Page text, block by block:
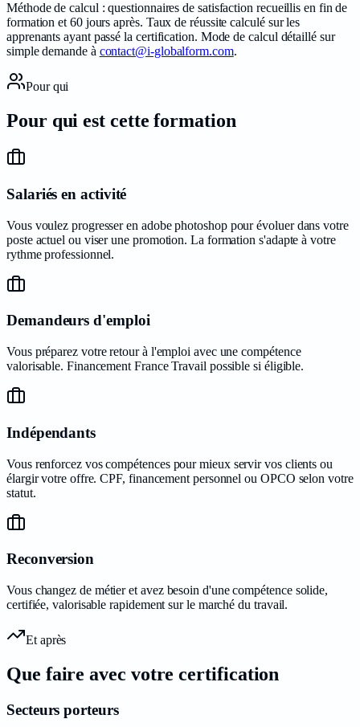
Méthode de calcul : questionnaires de satisfaction recueillis en fin de
formation et 60 jours après. Taux de réussite calculé sur les
apprenants ayant passé la certification. Mode de calcul détaillé sur
simple demande à contact@i-globalform.com.
Pour qui
Pour qui est cette formation
Salariés en activité
Vous voulez progresser en adobe photoshop pour évoluer dans votre
poste actuel ou viser une promotion. La formation s'adapte à votre
rythme professionnel.
Demandeurs d'emploi
Vous préparez votre retour à l'emploi avec une compétence
valorisable. Financement France Travail possible si éligible.
Indépendants
Vous renforcez vos compétences pour mieux servir vos clients ou
élargir votre offre. CPF, financement personnel ou OPCO selon votre
statut.
Reconversion
Vous changez de métier et avez besoin d'une compétence solide,
certifiée, valorisable rapidement sur le marché du travail.
Et après
Que faire avec votre certification
Secteurs porteurs